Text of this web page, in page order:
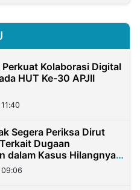
Perkuat Kolaborasi Digital
HUT Ke-30 APJII
Segera Periksa Dirut
Dugaan
dalam Kasus Hilangnya
Rp2,58 Miliar